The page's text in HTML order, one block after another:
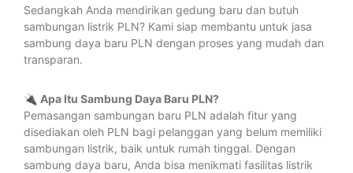
Sedangkah Anda mendirikan gedung baru dan butuh
sambungan listrik PLN? Kami siap membantu untuk jasa
sambung daya baru PLN dengan proses yang mudah dan
transparan.
🔌 Apa Itu Sambung Daya Baru PLN?
Pemasangan sambungan baru PLN adalah fitur yang
disediakan oleh PLN bagi pelanggan yang belum memiliki
sambungan listrik, baik untuk rumah tinggal. Dengan
sambung daya baru, Anda bisa menikmati fasilitas listrik